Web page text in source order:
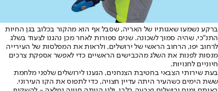
ברקע נשמעו שאגותיו של האריה, שסבל אף הוא מהקור בכלוב בגן החיות
התנ"כי, שהיה סמוך לשכונה. שנים ספורות לאחר מכן נהגנו לצעוד בשלג
לרחוב יפו, הרחוב הראשי של ירושלים, ולראות את המפלסות של העירייה
מנסות לפנות את השלג מהכבישים הראשיים כדי לאפשר אספקת צרכים
חיוניים לחנויות.
בעת שירותי הצבאי בחטיבת הצנחנים, הגענו לירושלים שלפני מלחמת
ששת הימים כשהעיר היתה עדיין חצויה, כדי לתפוס את הקו העירוני.